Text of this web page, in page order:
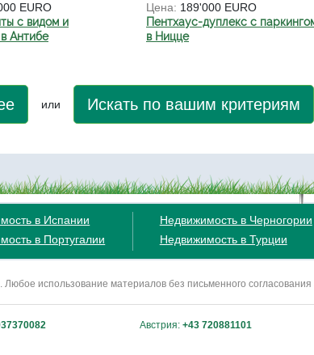
EURO
с видом и
Антибе
Цена: 189'000 EURO
Пентхаус-дуплекс с
в Ницце
или Искать по вашим критериям
в Испании
в Португалии
Недвижимость в Черногории
Недвижимость в Турции
использование материалов без письменного
Австрия: +43 720881101